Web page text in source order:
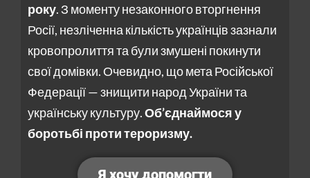
року. З моменту незаконного вторгнення
Росії, незліченна кількість українців зазнали
кровопролиття та були змушені покинути
свої домівки. Очевидно, що мета Російської
Федерації — знищити народ України та
українську культуру.Об’єднаймося у
боротьбі проти тероризму.
Я хочу допомогти